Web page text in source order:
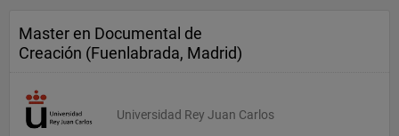
Master en Documental de
Creación (Fuenlabrada, Madrid)
Universidad Rey Juan Carlos